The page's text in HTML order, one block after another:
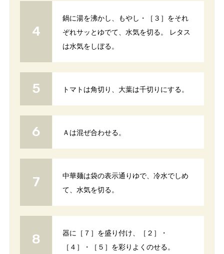
鍋に湯を沸かし、もやし・［３］をそれ
ぞれサッとゆでて、水気を切る。 レタス
は水気をしぼる。
トマトは角切り、大葉は千切りにする。
Ａは混ぜ合わせる。
中華麺は袋の表示通りゆで、冷水でしめ
て、水気を切る。
器に［７］を盛り付け、［２］・
［４］・［５］を彩りよくのせる。